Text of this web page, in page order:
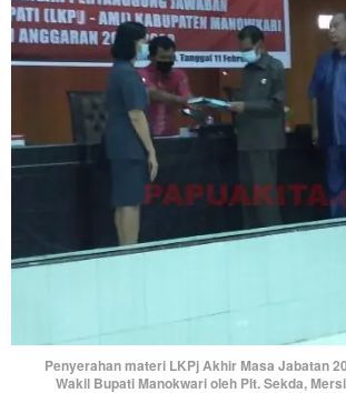
Penyerahan materi LKPj Akhir Masa Jabatan
Wakil Bupati Manokwari oleh Plt. Sekda,